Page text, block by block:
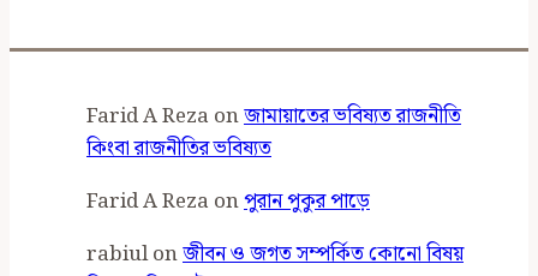
Farid A Reza onজামায়াতের ভবিষ্যত রাজনীতি
কিংবা রাজনীতির ভবিষ্যত
Farid A Reza onপুরান পুকুর পাড়ে
rabiulonজীবন ও জগত সম্পর্কিত কোনো বিষয়